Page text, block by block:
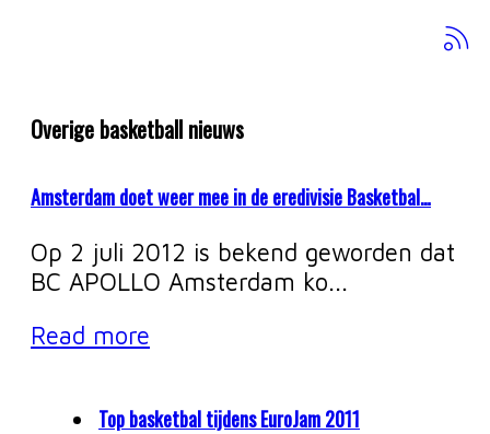
Overige basketball nieuws
Amsterdam doet weer mee in de eredivisie Basketbal…
Op 2 juli 2012 is bekend geworden dat
BC APOLLO Amsterdam ko...
Read more
Top basketbal tijdens EuroJam 2011